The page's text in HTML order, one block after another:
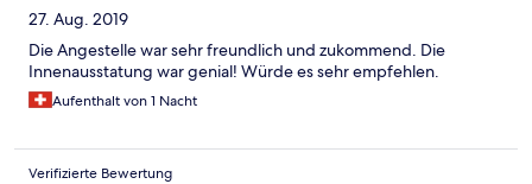
27. Aug. 2019
Die Angestelle war sehr freundlich und zukommend. Die
Innenausstatung war genial! Würde es sehr empfehlen.
Aufenthalt von 1 Nacht
Verifizierte Bewertung